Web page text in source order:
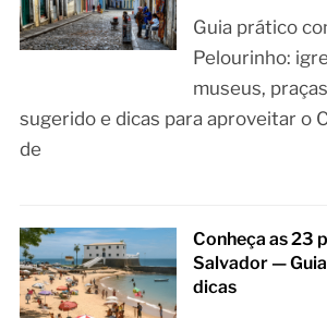
Guia prático
Pelourinho:
museus,
sugerido e dicas para aproveitar o
de
Conheça as 23
Salvador —
dicas